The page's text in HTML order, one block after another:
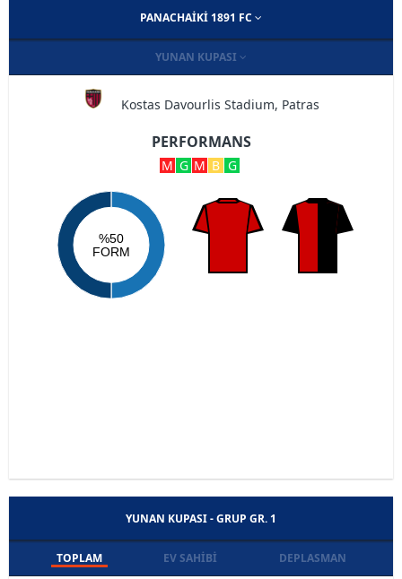
PANACHAIKI 1891 FC
YUNAN KUPASI
Kostas Davourlis Stadium, Patras
PERFORMANS
M G M B G
%50
FORM
YUNAN KUPASI - GRUP GR. 1
TOPLAM EV SAHIBI DEPLASMAN